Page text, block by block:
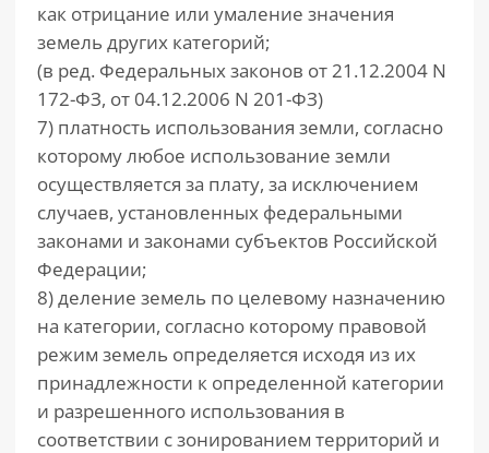
как отрицание или умаление значения
земель других категорий;
(в ред. Федеральных законов от 21.12.2004 N
172-ФЗ, от 04.12.2006 N 201-ФЗ)
7) платность использования земли, согласно
которому любое использование земли
осуществляется за плату, за исключением
случаев, установленных федеральными
законами и законами субъектов Российской
Федерации;
8) деление земель по целевому назначению
на категории, согласно которому правовой
режим земель определяется исходя из их
принадлежности к определенной категории
и разрешенного использования в
соответствии с зонированием территорий и